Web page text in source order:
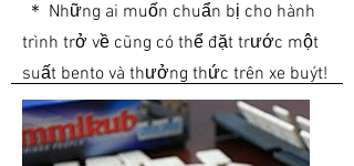
＊ Những ai muốn chuẩn bị cho hành
trình trở về cũng có thể đặt trước một
suất bento và thưởng thức trên xe buýt!